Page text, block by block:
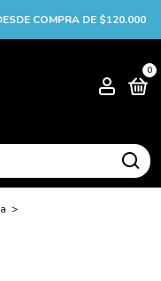
COMPRA DE $120.000
0
>